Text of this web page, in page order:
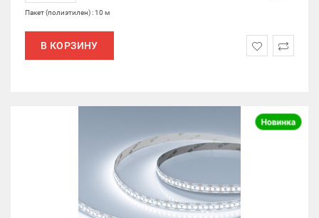
Пакет (полиэтилен) : 10 м
В КОРЗИНУ